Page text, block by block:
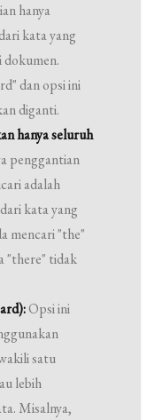
hanya
kata yang
dokumen.
dan opsi ini
diganti.
hanya seluruh
penggantian
adalah
kata yang
mencari "the"
"there" tidak
Opsi ini
satu
lebih
Misalnya,